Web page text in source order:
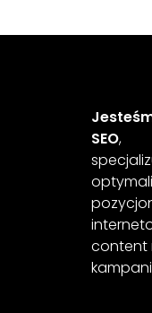
SEO,
content